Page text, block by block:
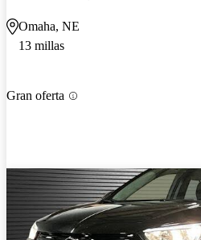
Omaha, NE
13 millas
Gran oferta